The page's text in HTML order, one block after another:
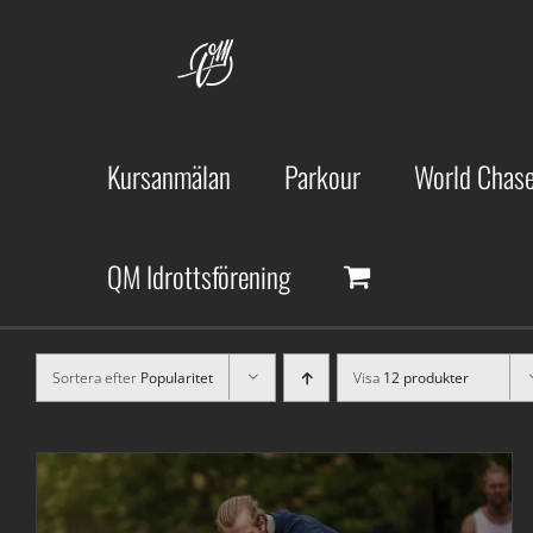
Kursanmälan Parkour World
QM Idrottsförening
Sortera efter Popularitet Visa 12 produkter